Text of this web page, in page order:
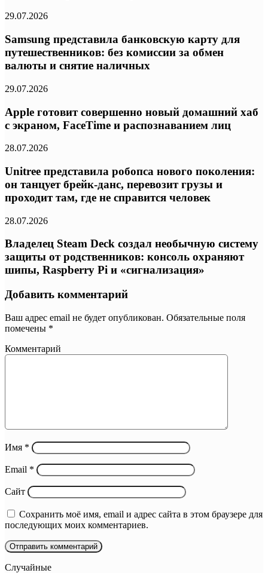
29.07.2026
Samsung представила банковскую карту для
путешественников: без комиссии за обмен
валюты и снятие наличных
29.07.2026
Apple готовит совершенно новый домашний хаб
с экраном, FaceTime и распознаванием лиц
28.07.2026
Unitree представила робопса нового поколения:
он танцует брейк-данс, перевозит грузы и
проходит там, где не справится человек
28.07.2026
Владелец Steam Deck создал необычную систему
защиты от родственников: консоль охраняют
шипы, Raspberry Pi и «сигнализация»
Добавить комментарий
Ваш адрес email не будет опубликован. Обязательные поля
помечены *
Комментарий
Имя *
Email *
Сайт
Сохранить моё имя, email и адрес сайта в этом браузере для
последующих моих комментариев.
Случайные